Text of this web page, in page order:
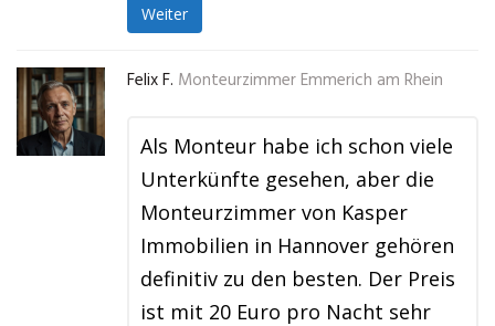
Weiter
Felix F. Monteurzimmer Emmerich am Rhein
Als Monteur habe ich schon viele
Unterkünfte gesehen, aber die
Monteurzimmer von Kasper
Immobilien in Hannover gehören
definitiv zu den besten. Der Preis
ist mit 20 Euro pro Nacht sehr